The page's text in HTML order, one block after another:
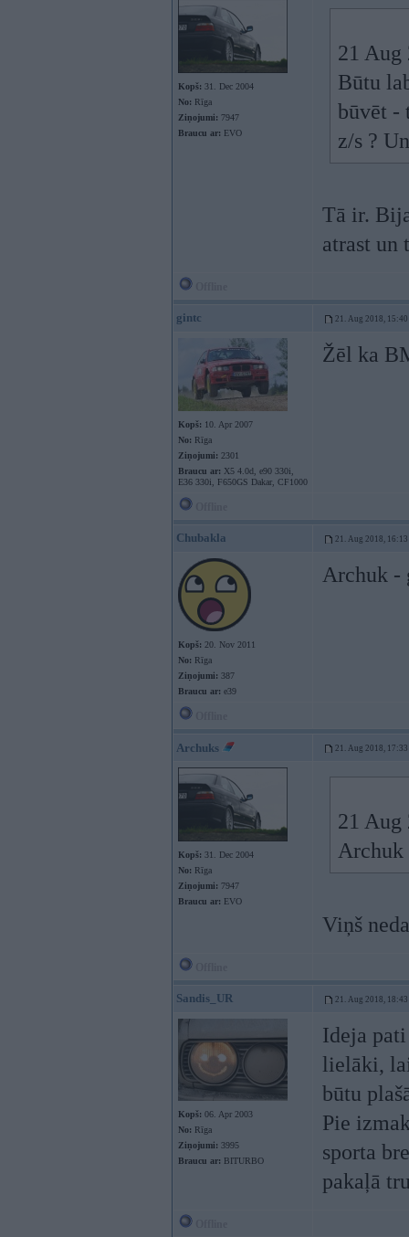
Kopš: 31. Dec 2004
No: Rīga
Ziņojumi: 7947
Braucu ar: EVO
21 Aug
Būtu
būvēt -
z/s ?
Tā ir.
atrast un
gintc 21. Aug 2018, 15:40
Kopš: 10. Apr 2007
No: Rīga
Ziņojumi: 2301
Braucu ar: X5 4.0d, e90 330i,
E36 330i, F650GS Dakar, CF1000
Žēl ka
Chubakla 21. Aug 2018, 16:13
Kopš: 20. Nov 2011
No: Rīga
Ziņojumi: 387
Braucu ar: e39
Archuk -
Archuks 21. Aug 2018, 17:33
Kopš: 31. Dec 2004
No: Rīga
Ziņojumi: 7947
Braucu ar: EVO
21
Archuk
Viņš
Sandis_UR 21. Aug 2018, 18:43
Kopš: 06. Apr 2003
No: Rīga
Ziņojumi: 3995
Braucu ar: BITURBO
Ideja
lielāki,
būtu
Pie
sporta
pakaļā